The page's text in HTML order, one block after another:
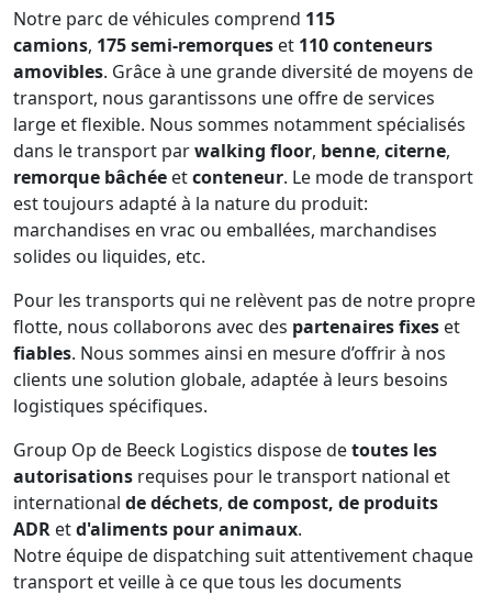
Notre parc de véhicules comprend 115
camions, 175 semi-remorques et 110 conteneurs
amovibles. Grâce à une grande diversité de moyens de
transport, nous garantissons une offre de services
large et flexible. Nous sommes notamment spécialisés
dans le transport parwalking floor, benne, citerne,
remorque bâchée etconteneur. Le mode de transport
est toujours adapté à la nature du produit:
marchandises en vrac ou emballées, marchandises
solides ou liquides, etc.
Pour les transports qui ne relèvent pas de notre propre
flotte, nous collaborons avec des partenaires fixes et
fiables. Nous sommes ainsi en mesure d’offrir à nos
clients une solution globale, adaptée à leurs besoins
logistiques spécifiques.
Group Op de Beeck Logistics dispose detoutes les
autorisations requises pour le transport national et
international de déchets, de compost, de produits
ADR etd'aliments pour animaux.
Notre équipe de dispatching suit attentivement chaque
transport et veille à ce que tous les documents